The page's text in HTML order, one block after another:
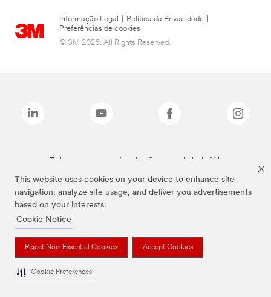
This website uses cookies on your device to enhance site
navigation, analyze site usage, and deliver you advertisements
based on your interests.
Cookie Notice
Reject Non-Essential Cookies Accept Cookies
Cookie Preferences
Informação Legal Política da Privacidade
Preferências de cookies
© 3M 2026. All Rights Reserved.
Todas as marcas mencionadas são propriedade da 3M.